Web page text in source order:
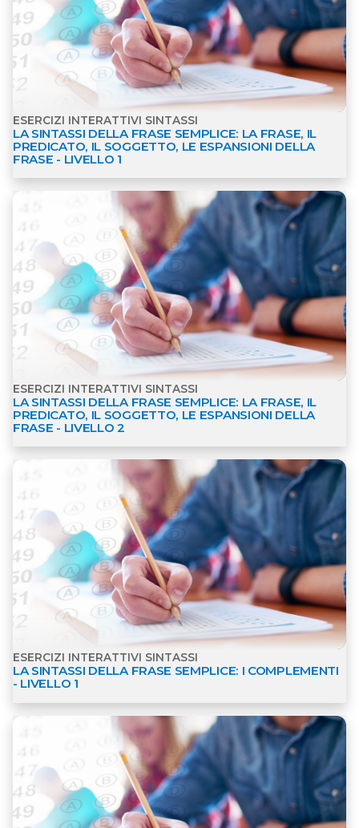
ESERCIZI INTERATTIVI SINTASSI
LA SINTASSI DELLA FRASE SEMPLICE: LA FRASE, IL
PREDICATO, IL SOGGETTO, LE ESPANSIONI DELLA
FRASE - LIVELLO 1
ESERCIZI INTERATTIVI SINTASSI
LA SINTASSI DELLA FRASE SEMPLICE: LA FRASE, IL
PREDICATO, IL SOGGETTO, LE ESPANSIONI DELLA
FRASE - LIVELLO 2
Apri dettagli Esercizi interattivi Sintassi
ESERCIZI INTERATTIVI SINTASSI
LA SINTASSI DELLA FRASE SEMPLICE: I COMPLEMENTI
- LIVELLO 1
Apri dettagli Esercizi interattivi Sintassi
Apri dettagli Esercizi interattivi Sintassi